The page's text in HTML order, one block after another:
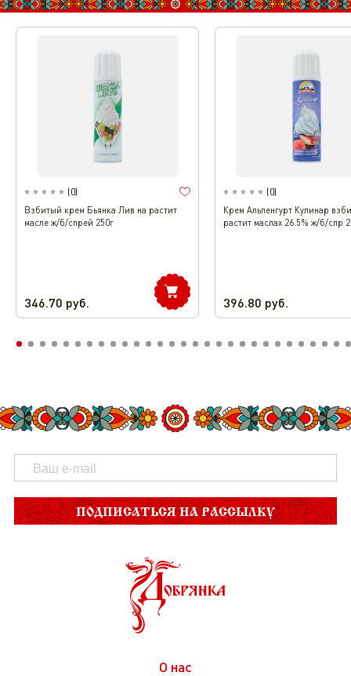
(0)
Взбитый крем Бьянка Лив на растит
масле ж/б/спрей 250г
346.70 руб.
(0)
Крем Альпенгурт Кулинар
растит маслах 26.5% ж/б/спр
396.80 руб.
ПОДПИСАТЬСЯ НА РАССЫЛКУ
О нас